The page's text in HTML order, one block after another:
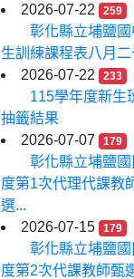
2026-07-22
259
彰化縣立埔鹽
生訓練課程表八月
2026-07-22
233
115學年度新生
抽籤結果
2026-07-07
179
彰化縣立埔鹽
度第1次代理代課教
選...
2026-07-15
179
彰化縣立埔鹽
度第2次代課教師甄